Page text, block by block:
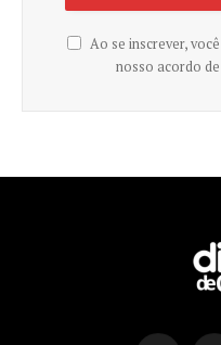
Ao se inscrever,
nosso acordo de